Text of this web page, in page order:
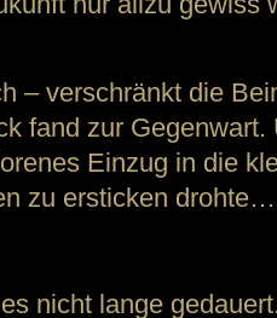
– verschränkt die
fand zur
Einzug in die
zu ersticken drohte…
nicht lange